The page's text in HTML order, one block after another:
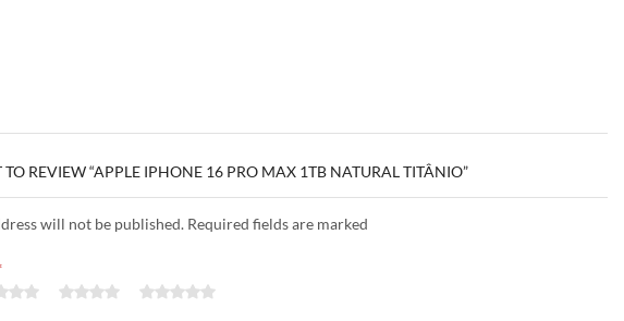
TO REVIEW “APPLE IPHONE 16 PRO MAX 1TB NATURAL TITÂNIO”
will not be published. Required fields are marked